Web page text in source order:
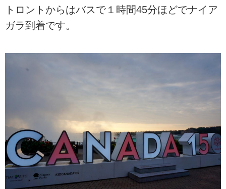
トロントからはバスで１時間45分ほどでナイア
ガラ到着です。